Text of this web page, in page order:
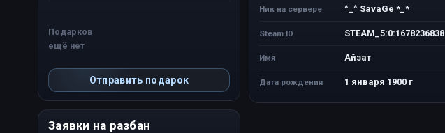
Подарков
ещё нет
Отправить подарок
Заявки на разбан
Ник на сервере ^_^ SavaGe *_*
Steam ID STEAM_5:0:1678236838
Имя Айзат
Дата рождения 1 января 1900 г